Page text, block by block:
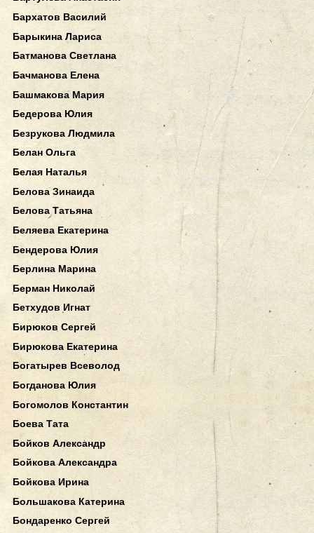
Бархатов Василий
Барыкина Лариса
Батманова Светлана
Бачманова Елена
Башмакова Мария
Бедерова Юлия
Безрукова Людмила
Белан Ольга
Белая Наталья
Белова Зинаида
Белова Татьяна
Беляева Екатерина
Бендерова Юлия
Берлина Марина
Берман Николай
Бетхудов Игнат
Бирюков Сергей
Бирюкова Екатерина
Богатырев Всеволод
Богданова Юлия
Богомолов Константин
Боева Тата
Бойков Александр
Бойкова Александра
Бойкова Ирина
Большакова Катерина
Бондаренко Сергей